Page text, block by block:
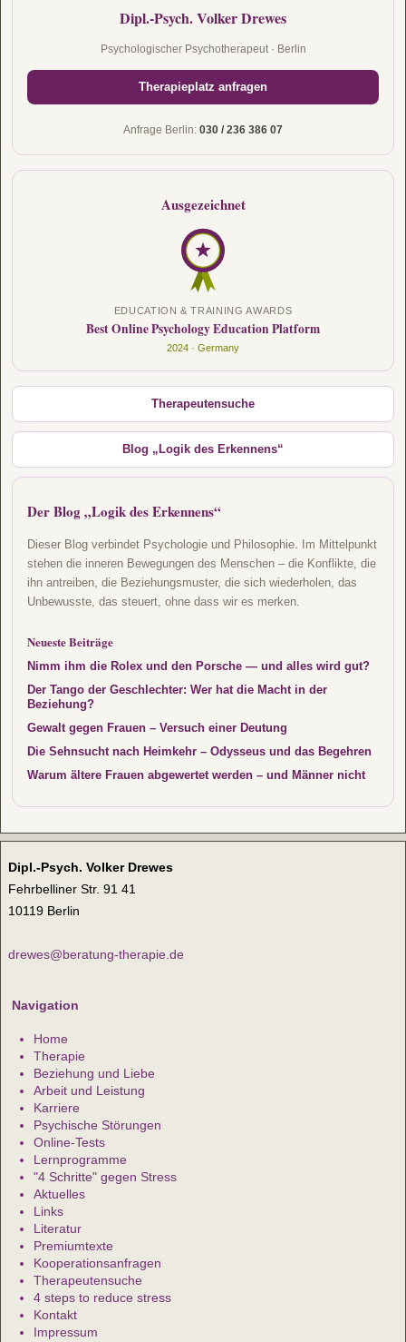
Dipl.-Psych. Volker Drewes
Psychologischer Psychotherapeut · Berlin
Therapieplatz anfragen
Anfrage Berlin: 030 / 236 386 07
Ausgezeichnet
EDUCATION & TRAINING AWARDS
Best Online Psychology Education Platform
2024 · Germany
Therapeutensuche
Blog „Logik des Erkennens“
Der Blog „Logik des Erkennens“
Dieser Blog verbindet Psychologie und Philosophie. Im Mittelpunkt
stehen die inneren Bewegungen des Menschen – die Konflikte, die
ihn antreiben, die Beziehungsmuster, die sich wiederholen, das
Unbewusste, das steuert, ohne dass wir es merken.
Neueste Beiträge
Nimm ihm die Rolex und den Porsche — und alles wird gut?
Der Tango der Geschlechter: Wer hat die Macht in der
Beziehung?
Gewalt gegen Frauen – Versuch einer Deutung
Die Sehnsucht nach Heimkehr – Odysseus und das Begehren
Warum ältere Frauen abgewertet werden – und Männer nicht
Dipl.-Psych. Volker Drewes
Fehrbelliner Str. 91 41
10119 Berlin
drewes@beratung-therapie.de
Navigation
Home
Therapie
Beziehung und Liebe
Arbeit und Leistung
Karriere
Psychische Störungen
Online-Tests
Lernprogramme
"4 Schritte" gegen Stress
Aktuelles
Links
Literatur
Premiumtexte
Kooperationsanfragen
Therapeutensuche
4 steps to reduce stress
Kontakt
Impressum